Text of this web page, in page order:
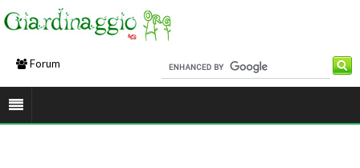
Forum